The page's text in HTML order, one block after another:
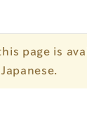
page is
Japanese.